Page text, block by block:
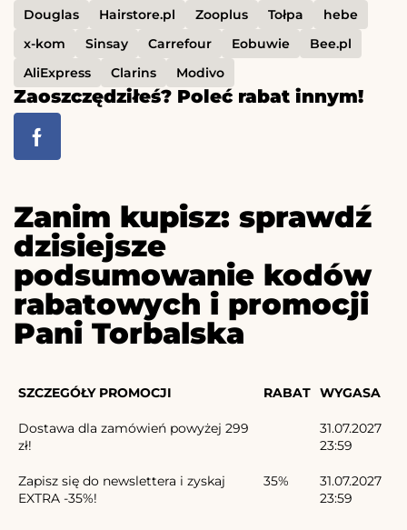
Douglas
Hairstore.pl Zooplus Tołpa
hebe
x-kom
Sinsay Carrefour Eobuwie
Bee.pl
AliExpress
Clarins Modivo
Zaoszczędziłeś? Poleć rabat innym!
Zanim kupisz: sprawdź
dzisiejsze
podsumowanie kodów
rabatowych i promocji
Pani Torbalska
SZCZEGÓŁY PROMOCJI RABAT WYGASA
Dostawa dla zamówień powyżej 299
zł!
31.07.2027
23:59
Zapisz się do newslettera i zyskaj
EXTRA -35%!
35%
31.07.2027
23:59